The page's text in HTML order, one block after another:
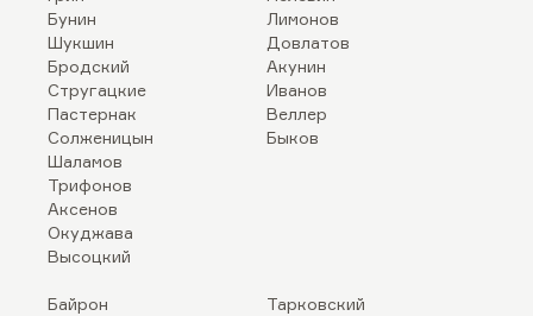
Бунин
Шукшин
Бродский
Стругацкие
Пастернак
Солженицын
Шаламов
Трифонов
Аксенов
Окуджава
Высоцкий
Лимонов
Довлатов
Акунин
Иванов
Веллер
Быков
Байрон
Тарковский